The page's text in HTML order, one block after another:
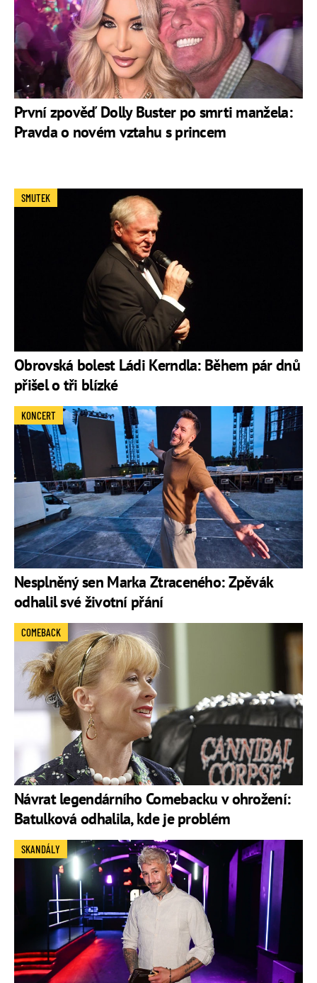
První zpověď Dolly Buster po smrti manžela:
Pravda o novém vztahu s princem
Obrovská bolest Ládi Kerndla: Během pár dnů
přišel o tři blízké
SMUTEK
Nesplněný sen Marka Ztraceného: Zpěvák
odhalil své životní přání
KONCERT
Návrat legendárního Comebacku v ohrožení:
Batulková odhalila, kde je problém
COMEBACK
SKANDÁLY